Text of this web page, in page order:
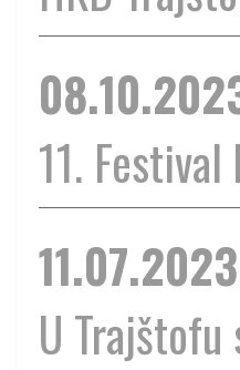
11.
U